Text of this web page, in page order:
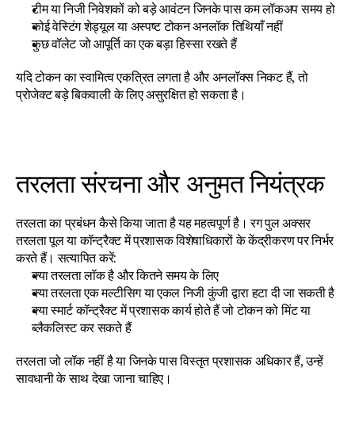
टीम या निजी निवेशकों को बड़े आवंटन जिनके पास कम लॉकअप समय हो
कोई वेस्टिंग शेड्यूल या अस्पष्ट टोकन अनलॉक तिथियाँ नहीं
कुछ वॉलेट जो आपूर्ति का एक बड़ा हिस्सा रखते हैं
यदि टोकन का स्वामित्व एकत्रित लगता है और अनलॉक्स निकट हैं, तो
प्रोजेक्ट बड़े बिकवाली के लिए असुरक्षित हो सकता है।
तरलता संरचना और अनुमत नियंत्रक
तरलता का प्रबंधन कैसे किया जाता है यह महत्वपूर्ण है। रग पुल अक्सर
तरलता पूल या कॉन्ट्रैक्ट में प्रशासक विशेषाधिकारों के केंद्रीकरण पर निर्भर
करते हैं। सत्यापित करें:
क्या तरलता लॉक है और कितने समय के लिए
क्या तरलता एक मल्टीसिग या एकल निजी कुंजी द्वारा हटा दी जा सकती है
क्या स्मार्ट कॉन्ट्रैक्ट में प्रशासक कार्य होते हैं जो टोकन को मिंट या
ब्लैकलिस्ट कर सकते हैं
तरलता जो लॉक नहीं है या जिनके पास विस्तृत प्रशासक अधिकार हैं, उन्हें
सावधानी के साथ देखा जाना चाहिए।